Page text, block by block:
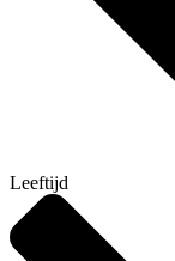
Leeftijd